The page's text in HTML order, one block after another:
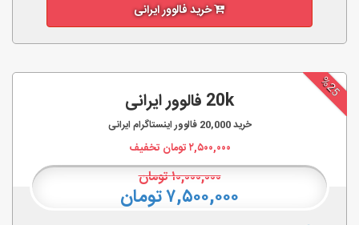
خرید فالوور ایرانی
%25
20k فالوور ایرانی
خرید20,000 فالوور اینستاگرام ایرانی
۲,۵۰۰,۰۰۰تومان تخفیف
۱۰,۰۰۰,۰۰۰تومان
۷,۵۰۰,۰۰۰ تومان